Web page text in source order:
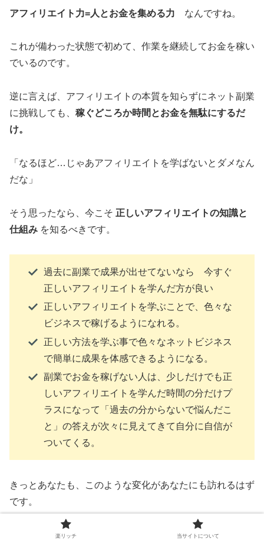
アフィリエイト力=人とお金を集める力 なんですね。
これが備わった状態で初めて、作業を継続してお金を稼い
でいるのです。
逆に言えば、アフィリエイトの本質を知らずにネット副業
に挑戦しても、 稼ぐどころか時間とお金を無駄にするだ
け。
「なるほど…じゃあアフィリエイトを学ばないとダメなん
だな」
そう思ったなら、今こそ 正しいアフィリエイトの知識と
仕組み を知るべきです。
過去に副業で成果が出せてないなら 今すぐ
正しいアフィリエイトを学んだ方が良い
正しいアフィリエイトを学ぶことで、色々な
ビジネスで稼げるようになれる。
正しい方法を学ぶ事で色々なネットビジネス
で簡単に成果を体感できるようになる。
副業でお金を稼げない人は、少しだけでも正
しいアフィリエイトを学んだ時間の分だけプ
ラスになって「過去の分からないで悩んだこ
と」の答えが次々に見えてきて自分に自信が
ついてくる。
きっとあなたも、このような変化があなたにも訪れるはず
です。
楽リッチ 当サイトについて